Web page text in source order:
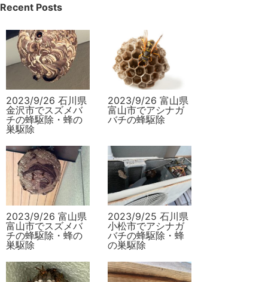
Recent Posts
2023/9/26 石川県
金沢市でスズメバ
チの蜂駆除・蜂の
巣駆除
2023/9/26 富山県
富山市でアシナガ
バチの蜂駆除
2023/9/26 富山県
富山市でスズメバ
チの蜂駆除・蜂の
巣駆除
2023/9/25 石川県
小松市でアシナガ
バチの蜂駆除・蜂
の巣駆除